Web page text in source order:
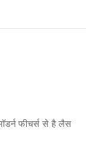
फीचर्स से है लैस